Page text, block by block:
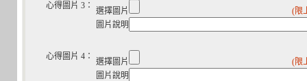
心得圖片 3：
選擇圖片
(限
圖片說明
心得圖片 4：
選擇圖片
(限
圖片說明